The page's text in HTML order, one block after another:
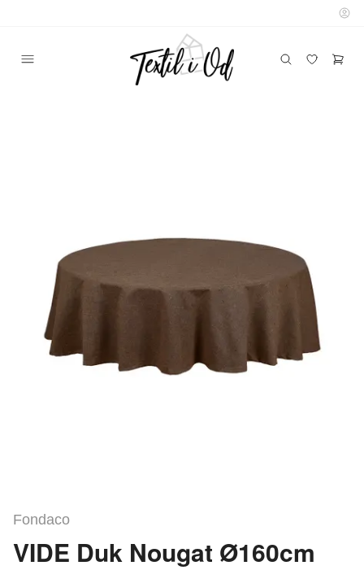
Fondaco
VIDE Duk Nougat Ø160cm